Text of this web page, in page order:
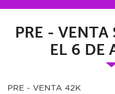
PRE - VENTA
EL 6 DE
PRE - VENTA 42K